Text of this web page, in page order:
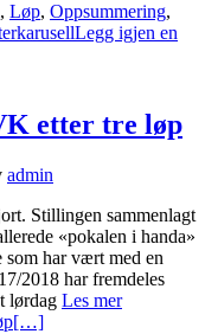
, Løp, Oppsummering,
Legg igjen en
etter tre løp
admin
Stillingen sammenlagt
«pokalen i handa»
som har vært med en
2018 har fremdeles
lørdag Les mer
[…]